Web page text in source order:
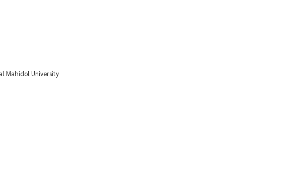
Mahidol University